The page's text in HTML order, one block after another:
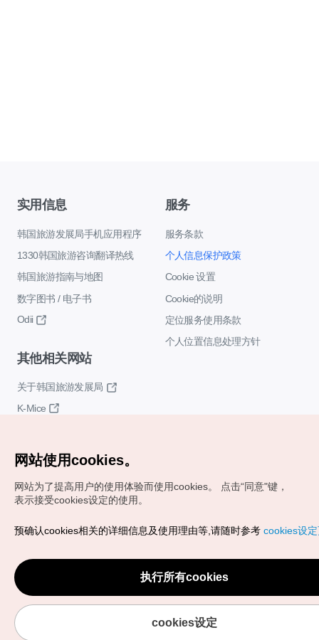
实用信息
韩国旅游发展局手机应用程序
1330韩国旅游咨询翻译热线
韩国旅游指南与地图
数字图书 / 电子书
Odii
服务
服务条款
个人信息保护政策
Cookie 设置
Cookie的说明
定位服务使用条款
个人位置信息处理方针
其他相关网站
关于韩国旅游发展局
K-Mice
Copyrights (c) 韩国旅游发展局版权所有
VISITKOREA官方邮箱
chnsim@knto.or.kr
网站使用cookies。
网站为了提高用户的使用体验而使用cookies。
点击“同意"键，
表示接受cookies设定的使用。
预确认cookies相关的详细信息及使用理由等,请随时参考 cookies设
执行所有cookies
cookies设定